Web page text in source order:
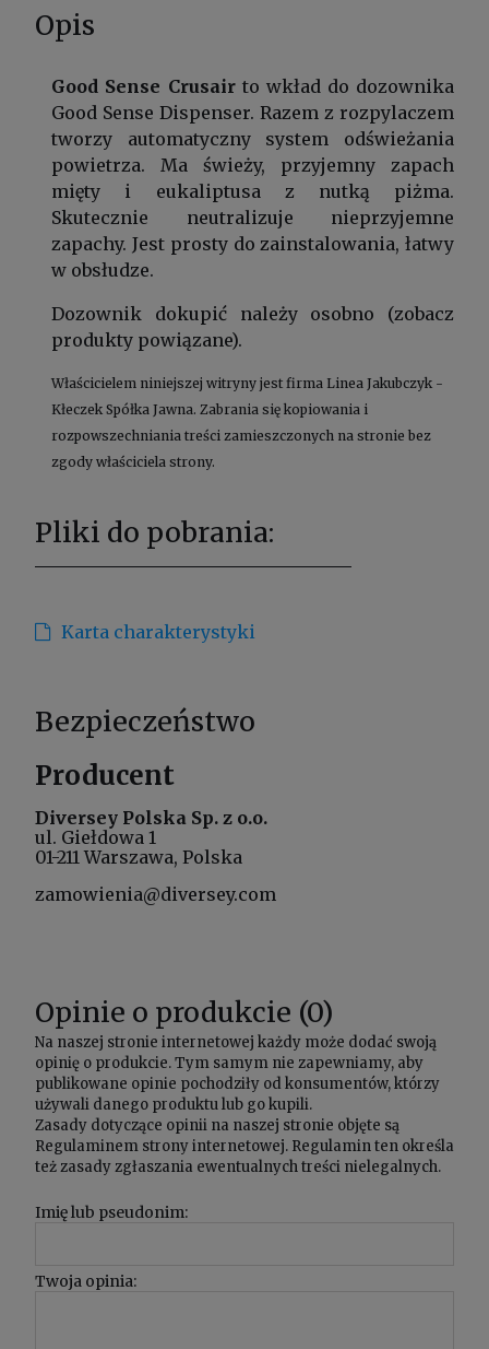
Opis
Good Sense Crusairto wkład do dozownika
Good Sense Dispenser. Razem z rozpylaczem
tworzy automatyczny system odświeżania
powietrza. Ma świeży, przyjemny zapach
mięty i eukaliptusa z nutką piżma.
Skutecznie neutralizuje nieprzyjemne
zapachy. Jest prosty do zainstalowania, łatwy
w obsłudze.
Dozownik dokupić należy osobno (zobacz
produkty powiązane).
Właścicielem niniejszej witryny jest firma Linea Jakubczyk -
Kłeczek Spółka Jawna. Zabrania się kopiowania i
rozpowszechniania treści zamieszczonych na stronie bez
zgody właściciela strony.
Pliki do pobrania:
Karta charakterystyki
Bezpieczeństwo
Producent
Diversey Polska Sp. z o.o.
ul. Giełdowa 1
01-211 Warszawa, Polska
zamowienia@diversey.com
Opinie o produkcie (0)
Na naszej stronie internetowej każdy może dodać swoją
opinię o produkcie. Tym samym nie zapewniamy, aby
publikowane opinie pochodziły od konsumentów, którzy
używali danego produktu lub go kupili.
Zasady dotyczące opinii na naszej stronie objęte są
Regulaminem strony internetowej. Regulamin ten określa
też zasady zgłaszania ewentualnych treści nielegalnych.
Imię lub pseudonim:
Twoja opinia: